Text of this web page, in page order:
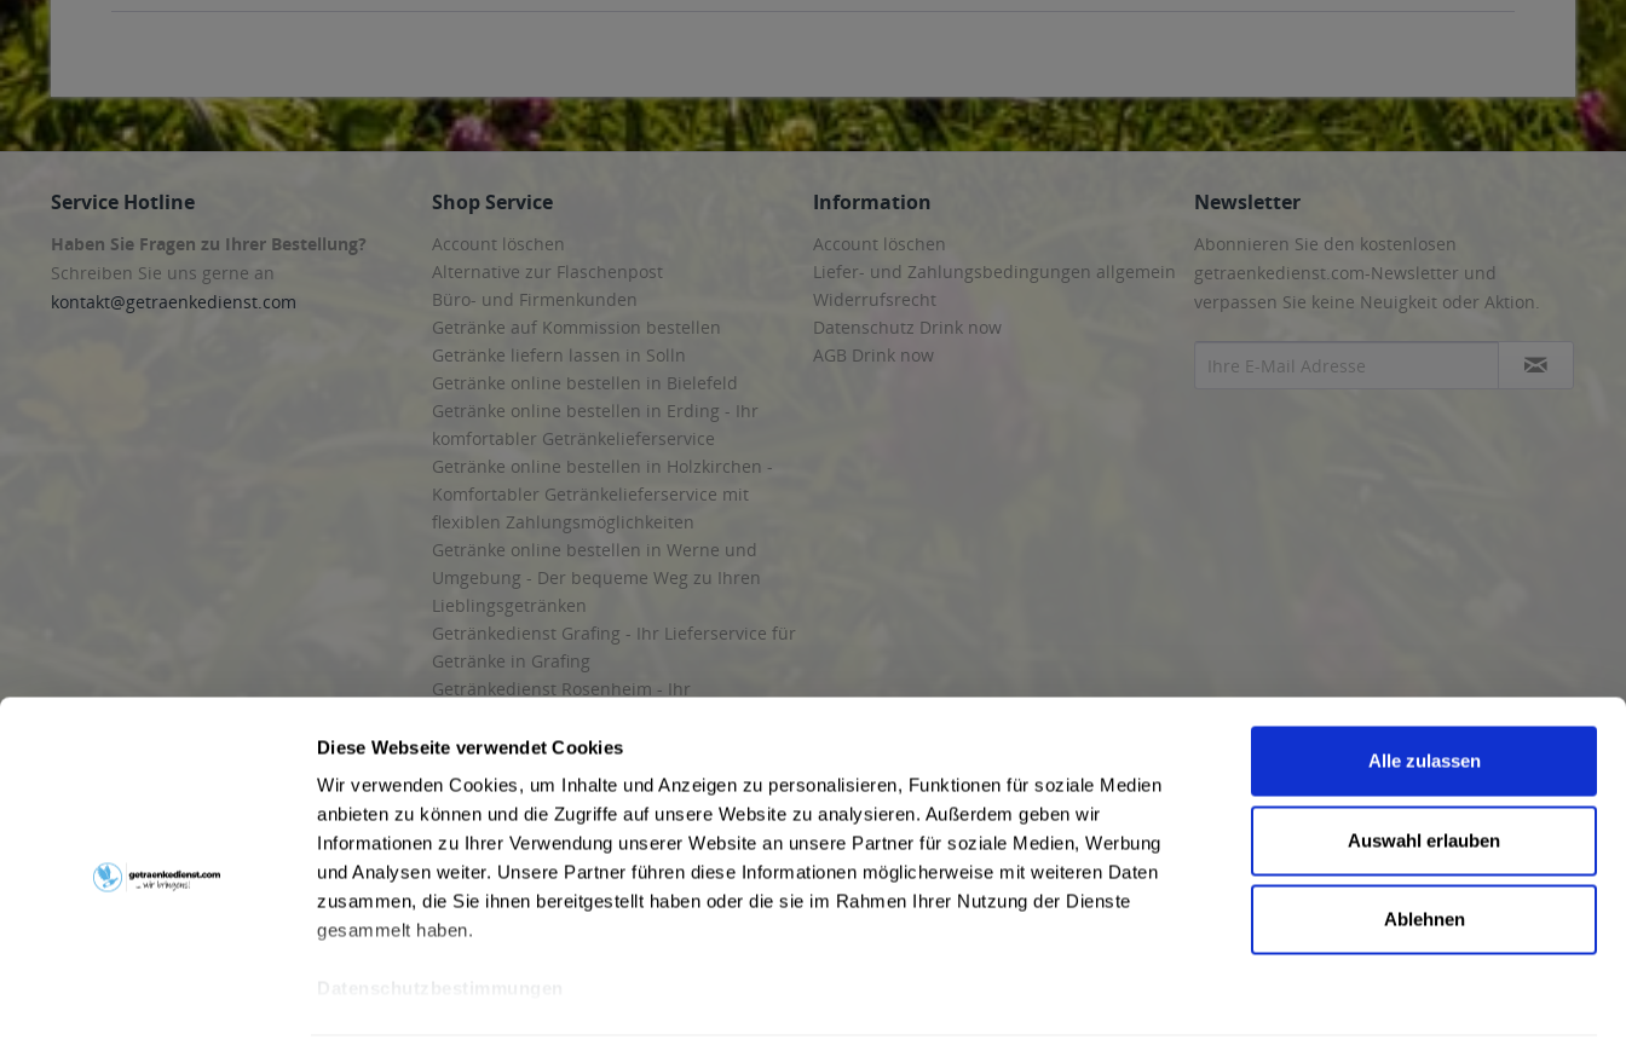
Diese Webseite verwendet Cookies
Wir verwenden Cookies, um Inhalte und Anzeigen zu personalisieren, Funktionen für soziale Medien
anbieten zu können und die Zugriffe auf unsere Website zu analysieren. Außerdem geben wir
Informationen zu Ihrer Verwendung unserer Website an unsere Partner für soziale Medien, Werbung
und Analysen weiter. Unsere Partner führen diese Informationen möglicherweise mit weiteren Daten
zusammen, die Sie ihnen bereitgestellt haben oder die sie im Rahmen Ihrer Nutzung der Dienste
gesammelt haben.
Alle zulassen
Auswahl erlauben
Ablehnen
Service Hotline
Haben Sie Fragen zu Ihrer Bestellung?
Schreiben Sie uns gerne an
kontakt@getraenkedienst.com
Shop Service
Account löschen
Alternative zur Flaschenpost
Büro- und Firmenkunden
Getränke auf Kommission bestellen
Getränke liefern lassen in Solln
Getränke online bestellen in Bielefeld
Getränke online bestellen in Erding - Ihr
komfortabler Getränkelieferservice
Getränke online bestellen in Holzkirchen -
Komfortabler Getränkelieferservice mit
flexiblen Zahlungsmöglichkeiten
Getränke online bestellen in Werne und
Umgebung - Der bequeme Weg zu Ihren
Lieblingsgetränken
Getränkedienst Grafing - Ihr Lieferservice für
Getränke in Grafing
Getränkedienst Rosenheim - Ihr
und Umgebung
Getränkelieferung in Starnberg
Liefergebiet
Lieferservice für Getränke
Wir liefern Getränke
Kontakt
Newsletter
Information
Account löschen
Liefer- und Zahlungsbedingungen allgemein
Widerrufsrecht
Datenschutz Drink now
AGB Drink now
Newsletter
Abonnieren Sie den kostenlosen
getraenkedienst.com-Newsletter und
verpassen Sie keine Neuigkeit oder Aktion.